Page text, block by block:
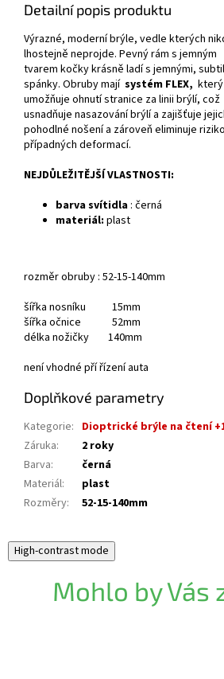
Detailní popis produktu
Výrazné, moderní brýle, vedle kterých
lhostejně neprojde. Pevný rám s jemným
tvarem kočky krásně ladí s jemnými,
spánky. Obruby mají systém FLEX, který
umožňuje ohnutí stranice za linii brýlí, což
usnadňuje nasazování brýlí a zajišťuje
pohodlné nošení a zároveň eliminuje riziko
případných deformací.
NEJDŮLEŽITĚJŠÍ VLASTNOSTI:
barva svítidla : černá
materiál: plast
rozměr obruby : 52-15-140mm
šířka nosníku 15mm
šířka očnice 52mm
délka nožičky 140mm
není vhodné pří řízení auta
Doplňkové parametry
Kategorie: Dioptrické brýle na čtení
Záruka:
2 roky
Barva:
černá
Materiál:
plast
Rozměry: 52-15-140mm
High-contrast mode
Mohlo by Vás